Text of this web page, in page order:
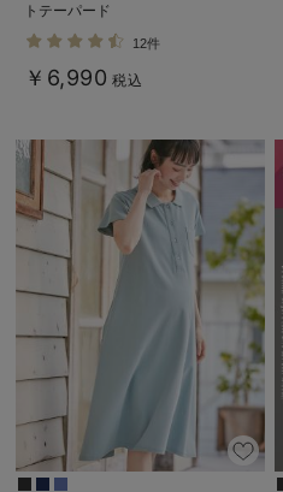
トテーパード
12件
￥6,990 税込